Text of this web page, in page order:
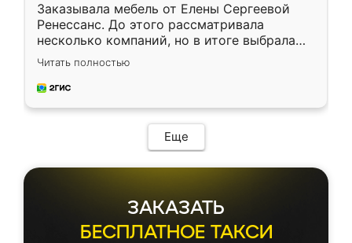
Заказывала мебель от Елены Сергеевой
Ренессанс. До этого рассматривала
несколько компаний, но в итоге выбрала
эту. Сначала обговорили условия, потом
приехал замерщик, всё спокойно объяснил
и снял размеры. Изготовили в срок, с
мебель сразу встала на свое место без
каких-либо доработок. Качеством осталась
довольна, все выглядит так, как и ожидала.
Читать полностью
Еще
ЗАКАЗАТЬ
БЕСПЛАТНОЕ ТАКСИ